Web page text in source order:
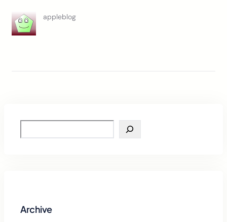
appleblog
e
Archive